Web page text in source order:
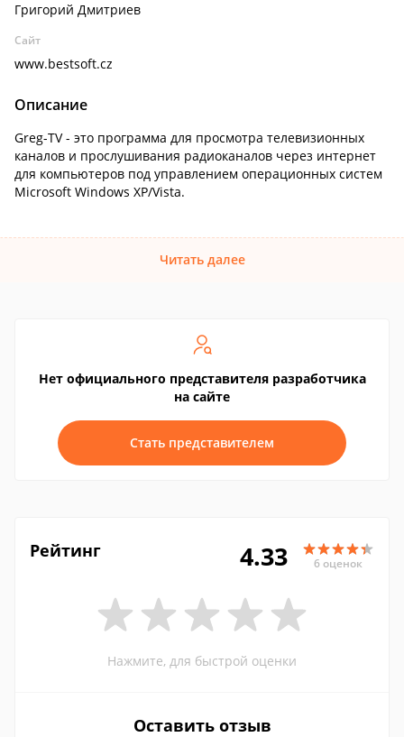
Григорий Дмитриев
Сайт
www.bestsoft.cz
Описание
Greg-TV - это программа для просмотра телевизионных
каналов и прослушивания радиоканалов через интернет
для компьютеров под управлением операционных систем
Microsoft Windows XP/Vista.
Читать далее
Нет официального представителя разработчика
на сайте
Стать представителем
Рейтинг 4.33 6 оценок
Нажмите, для быстрой оценки
Оставить отзыв